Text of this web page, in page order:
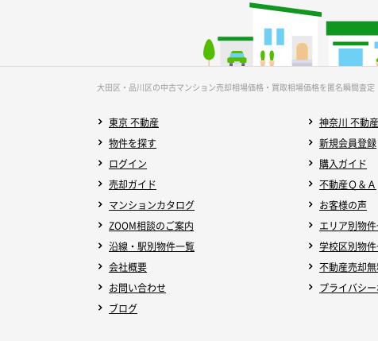
大田区・品川区の中古マンション売却相場価格・買取相場価格を匿名瞬間査定
東京 不動産
神奈川 不動産
物件を探す
新規会員登録
ログイン
購入ガイド
売却ガイド
不動産Ｑ＆Ａ
マンションカタログ
お客様の声
ZOOM相談のご案内
エリア別物
沿線・駅別物件一覧
学校区別物
会社概要
不動産売却
お問い合わせ
プライバシ
ブログ